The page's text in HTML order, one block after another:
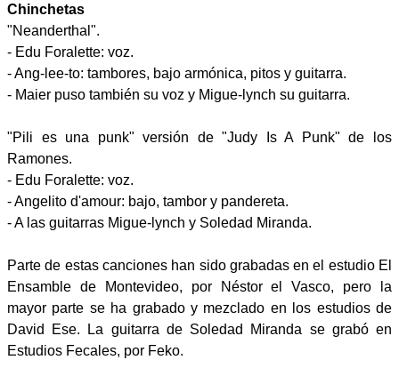
Chinchetas
"Neanderthal".
- Edu Foralette: voz.
- Ang-lee-to: tambores, bajo armónica, pitos y guitarra.
- Maier puso también su voz y Migue-lynch su guitarra.
"Pili es una punk" versión de "Judy Is A Punk" de los
Ramones.
- Edu Foralette: voz.
- Angelito d'amour: bajo, tambor y pandereta.
- A las guitarras Migue-lynch y Soledad Miranda.
Parte de estas canciones han sido grabadas en el estudio El
Ensamble de Montevideo, por Néstor el Vasco, pero la
mayor parte se ha grabado y mezclado en los estudios de
David Ese. La guitarra de Soledad Miranda se grabó en
Estudios Fecales, por Feko.